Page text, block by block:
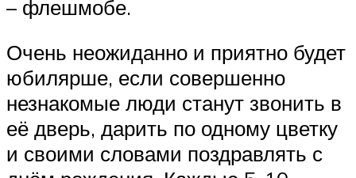
– флешмобе.
Очень неожиданно и приятно будет
юбилярше, если совершенно
незнакомые люди станут звонить в
её дверь, дарить по одному цветку
и своими словами поздравлять с